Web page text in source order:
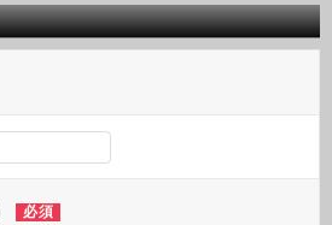
必須